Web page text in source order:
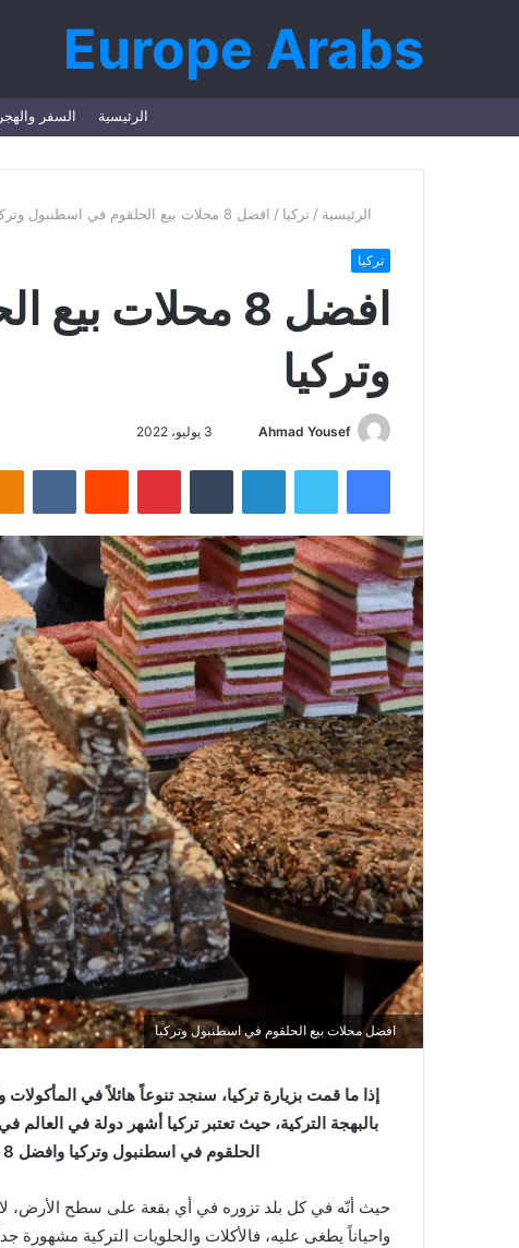
Europe Arabs
الرئيسية السفر
الرئيسية / تركيا / افضل 8 محلات بيع الحلقوم في اسطنبول وتركيا
تركيا
افضل 8 محلات
وتركيا
Ahmad Yousef 3 يوليو، 2022
فيسبوك تويتر لينكدإن بينتيريست
افضل محلات بيع الحلقوم في اسطنبول وتركيا
إذا ما قمت بزيارة تركيا، سنجد تنوعاً هائلاً في
بالبهجة التركية، حيث تعتبر تركيا أشهر دولة في
الحلقوم في اسطنبول وتركيا وافضل 8 محلات بيع الحلقوم في اسطنبول وتركيا
حيث أنّه في كل بلد تزوره في أي بقعة على سطح الأرض،
واحياناً يطغى عليه، فالأكلات والحلويات التركية مشهورة